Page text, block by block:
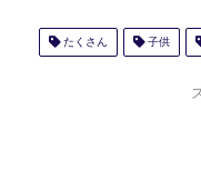
たくさん 子供